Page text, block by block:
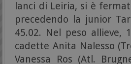
lanci di Leiria, si è
precedendo la junior
45.02. Nel peso allieve,
cadette Anita Nalesso
Vanessa Ros (Atl.